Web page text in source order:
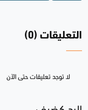
التعليقات (0)
لا توجد تعليقات حتى الآن